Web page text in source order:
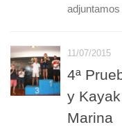
11/07/2015
4ª
y
Marina